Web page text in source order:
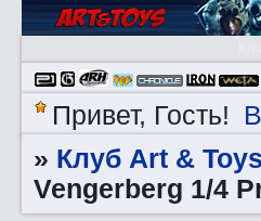
Привет, Гость!
» Клуб Art & Toys
Vengerberg 1/4